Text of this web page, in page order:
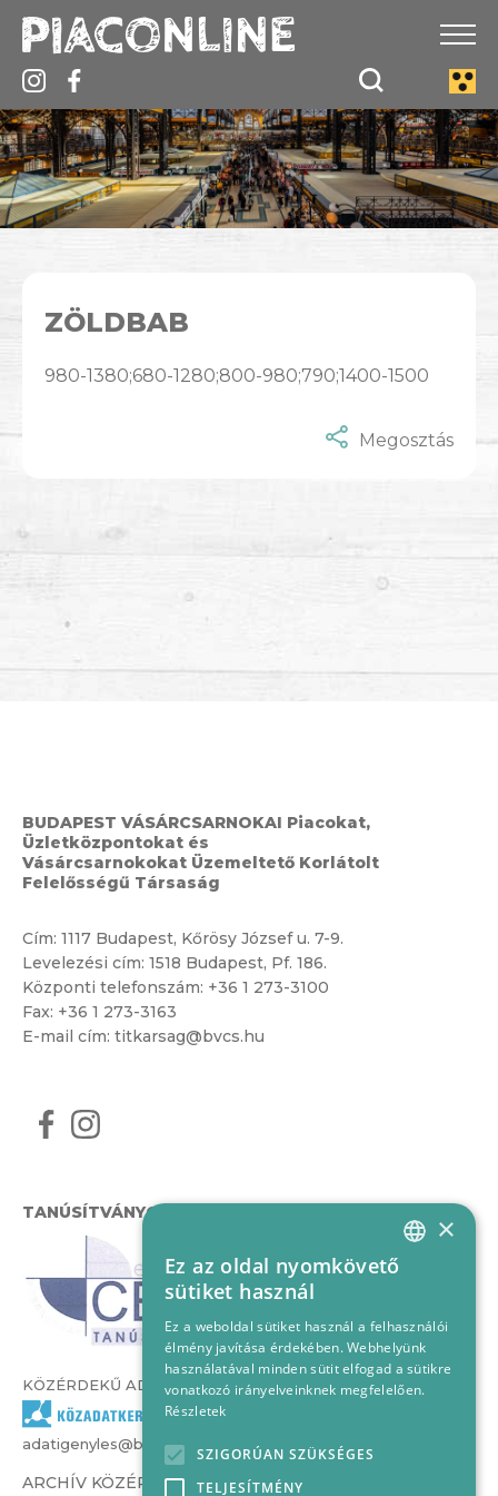
ZÖLDBAB
980-1380;680-1280;800-980;790;1400-1500
Megosztás
BUDAPEST VÁSÁRCSARNOKAI Piacokat,
Üzletközpontokat és
Vásárcsarnokokat Üzemeltető Korlátolt
Felelősségű Társaság
Cím: 1117 Budapest, Kőrösy József u. 7-9.
Levelezési cím: 1518 Budapest, Pf. 186.
Központi telefonszám: +36 1 273-3100
Fax: +36 1 273-3163
E-mail cím: titkarsag@bvcs.hu
TANÚSÍTVÁNYOK
KÖZÉRDEKŰ ADATOK
adatigenyles@bvcs.hu
ARCHÍV KÖZÉRDEKŰ ADATOK –
HUNGARIAN
×
Ez az oldal nyomkövető
sütiket használ
Ez a weboldal sütiket használ a felhasználói
élmény javítása érdekében. Webhelyünk
használatával minden sütit elfogad a sütikre
vonatkozó irányelveinknek megfelelően.
Részletek
SZIGORÚAN SZÜKSÉGES
TELJESÍTMÉNY